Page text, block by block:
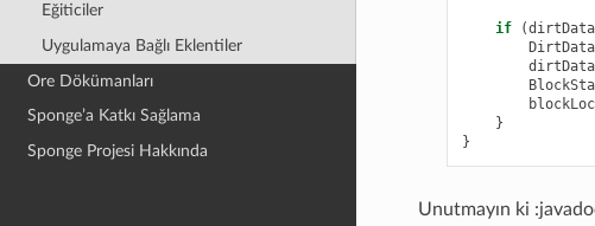
Eğiticiler
Uygulamaya Bağlı Eklentiler
Ore Dökümanları
Sponge’a Katkı Sağlama
Sponge Projesi Hakkında
if (
DirtData
dirtData
blockLoc
}
}
Unutmayın ki